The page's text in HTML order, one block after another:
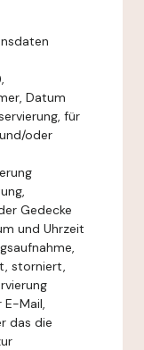
Datum
für
oder
Gedecke
und Uhrzeit
storniert,
E-Mail,
das die